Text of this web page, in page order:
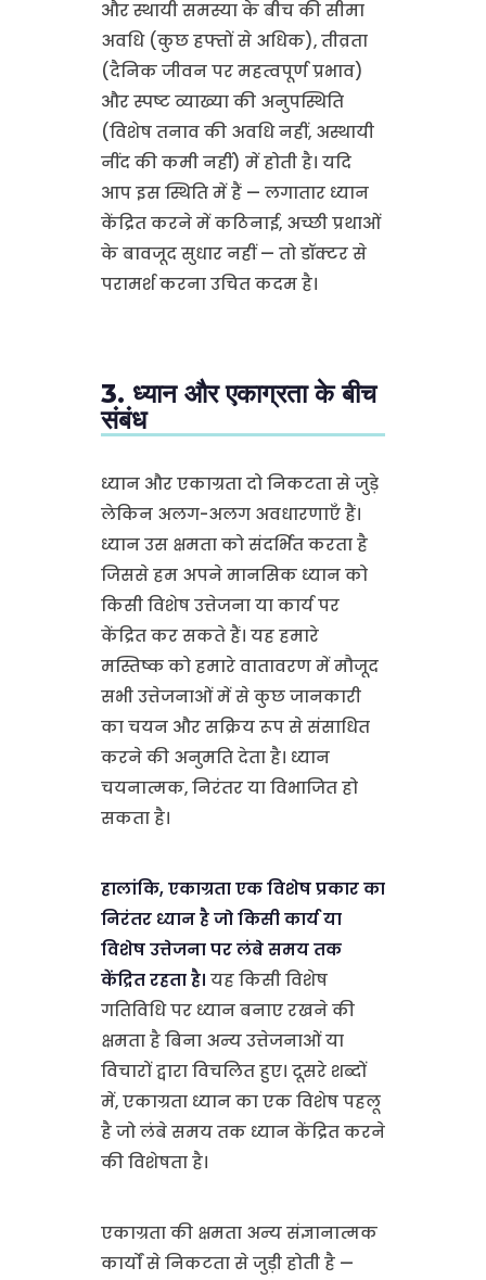
और स्थायी समस्या के बीच की सीमा
अवधि (कुछ हफ्तों से अधिक), तीव्रता
(दैनिक जीवन पर महत्वपूर्ण प्रभाव)
और स्पष्ट व्याख्या की अनुपस्थिति
(विशेष तनाव की अवधि नहीं, अस्थायी
नींद की कमी नहीं) में होती है। यदि
आप इस स्थिति में हैं — लगातार ध्यान
केंद्रित करने में कठिनाई, अच्छी प्रथाओं
के बावजूद सुधार नहीं — तो डॉक्टर से
परामर्श करना उचित कदम है।
3. ध्यान और एकाग्रता के बीच
संबंध
ध्यान और एकाग्रता दो निकटता से जुड़े
लेकिन अलग-अलग अवधारणाएँ हैं।
ध्यान उस क्षमता को संदर्भित करता है
जिससे हम अपने मानसिक ध्यान को
किसी विशेष उत्तेजना या कार्य पर
केंद्रित कर सकते हैं। यह हमारे
मस्तिष्क को हमारे वातावरण में मौजूद
सभी उत्तेजनाओं में से कुछ जानकारी
का चयन और सक्रिय रूप से संसाधित
करने की अनुमति देता है। ध्यान
चयनात्मक, निरंतर या विभाजित हो
सकता है।
हालांकि, एकाग्रता एक विशेष प्रकार का
निरंतर ध्यान है जो किसी कार्य या
विशेष उत्तेजना पर लंबे समय तक
केंद्रित रहता है। यह किसी विशेष
गतिविधि पर ध्यान बनाए रखने की
क्षमता है बिना अन्य उत्तेजनाओं या
विचारों द्वारा विचलित हुए। दूसरे शब्दों
में, एकाग्रता ध्यान का एक विशेष पहलू
है जो लंबे समय तक ध्यान केंद्रित करने
की विशेषता है।
एकाग्रता की क्षमता अन्य संज्ञानात्मक
कार्यों से निकटता से जुड़ी होती है —